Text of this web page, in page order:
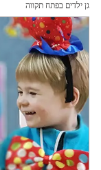
גן ילדים בפתח תקווה